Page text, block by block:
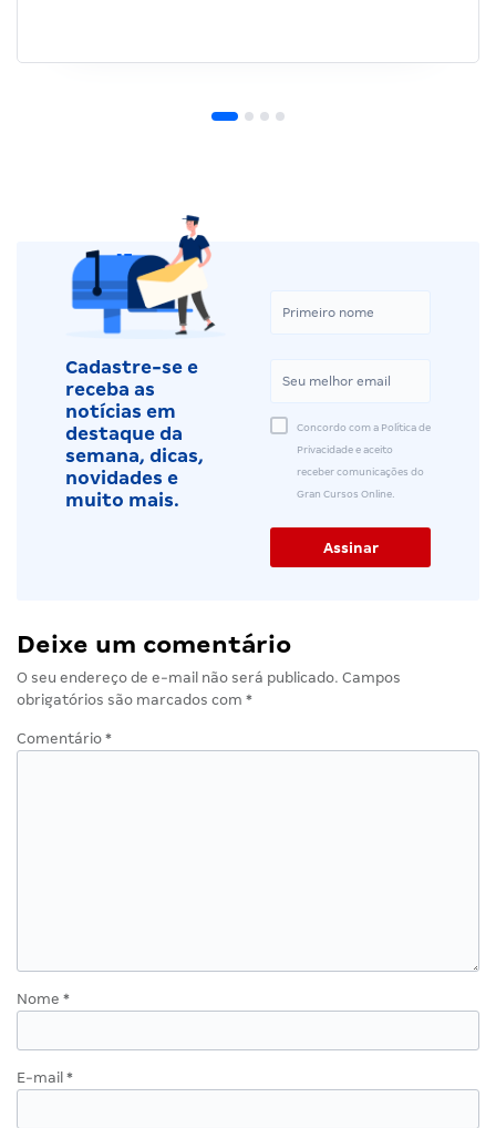
Cadastre-se e
receba as
notícias em
destaque da
semana, dicas,
novidades e
muito mais.
Concordo com a Política de
Privacidade e aceito
receber comunicações do
Gran Cursos Online.
Deixe um comentário
O seu endereço de e-mail não será publicado. Campos
obrigatórios são marcados com *
Comentário *
Nome *
E-mail *